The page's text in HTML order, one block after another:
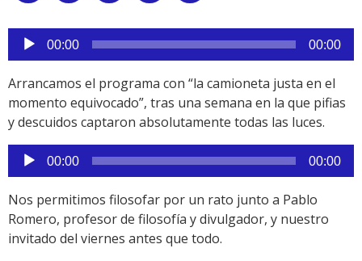
Reproductor
audio
00:00 00:00
Arrancamos el programa con “la camioneta justa en el
momento equivocado”, tras una semana en la que pifias
y descuidos captaron absolutamente todas las luces.
Reproductor
de
audio
00:00 00:00
Nos permitimos filosofar por un rato junto a Pablo
Romero, profesor de filosofía y divulgador, y nuestro
invitado del viernes antes que todo.